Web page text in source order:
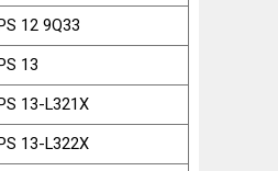
12 9Q33
13
13-L321X
13-L322X